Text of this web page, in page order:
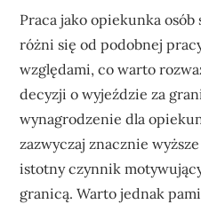
Praca jako opiekunka
różni się od podobnej
względami, co warto
decyzji o wyjeździe za
wynagrodzenie dla
zazwyczaj znacznie
istotny czynnik
granicą. Warto jednak